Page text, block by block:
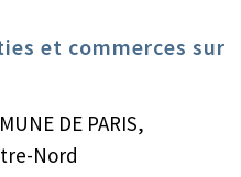
et commerces sur
DE PARIS,
Nord